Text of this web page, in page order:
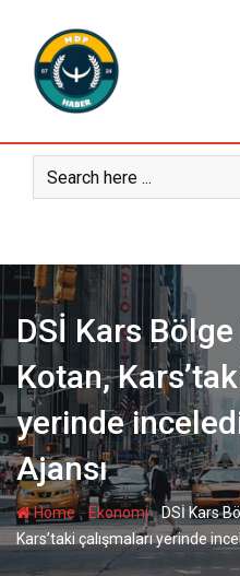
content
DSİ Kars
Kotan,
yerinde
Ajansı
Home-Ekonomi-DSİ Kars
Kars’taki çalışmaları yerinde